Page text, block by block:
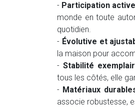
- Participation
monde en toute
quotidien.
- Évolutive et
la maison pour
-Stabilité
tous les côtés, elle
- Matériaux
associe robustesse,